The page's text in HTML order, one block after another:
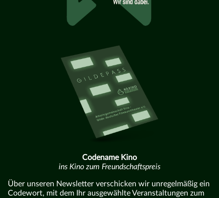
Codename Kino
ins Kino zum Freundschaftspreis
Über unseren Newsletter verschicken wir unregelmäßig ein
Codewort, mit dem Ihr ausgewählte Veranstaltungen zum